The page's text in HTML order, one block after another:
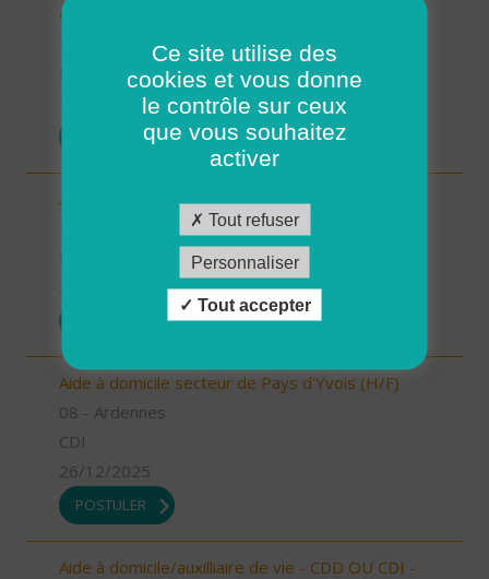
CDD ou CDI (H/F)
29 - Finistère
Possibilité de CDI ou CDD
26/12/2025
POSTULER
Aide à domicile - CDD ou CDI - St Renan (H/F)
Possibilité de CDI ou CDD
Aide à domicile secteur de Pays d'Yvois (H/F)
08 - Ardennes
CDI
26/12/2025
POSTULER
Aide à domicile/auxilliaire de vie - CDD OU CDI -
Ce site utilise des
cookies et vous donne
le contrôle sur ceux
que vous souhaitez
activer
Tout refuser
Personnaliser
Tout accepter